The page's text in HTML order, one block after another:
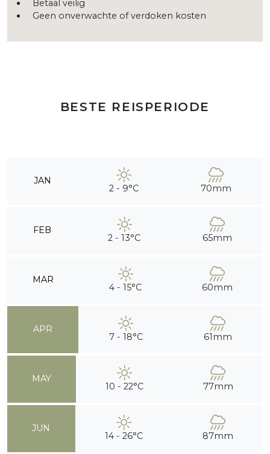
Betaal veilig
Geen onverwachte of verdoken kosten
BESTE REISPERIODE
JAN
2 - 9°C 70mm
FEB
2 - 13°C 65mm
MAR
4 - 15°C 60mm
APR
7 - 18°C 61mm
MAY
10 - 22°C 77mm
JUN
14 - 26°C 87mm